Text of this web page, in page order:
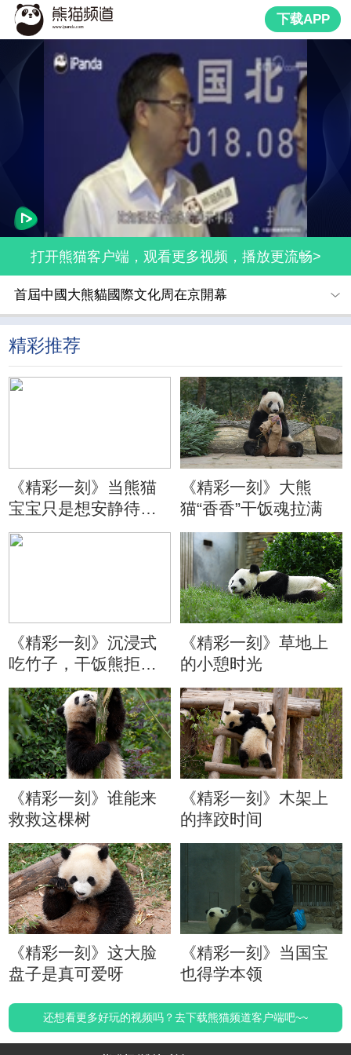
下载APP
打开熊猫客户端，观看更多视频，播放更流畅>
首屆中國大熊貓國際文化周在京開幕
精彩推荐
《精彩一刻》当熊猫
宝宝只是想安静待会
儿
《精彩一刻》大熊
猫“香香”干饭魂拉满
《精彩一刻》沉浸式
吃竹子，干饭熊拒绝
分心
《精彩一刻》草地上
的小憩时光
《精彩一刻》谁能来
救救这棵树
《精彩一刻》木架上
的摔跤时间
《精彩一刻》这大脸
盘子是真可爱呀
《精彩一刻》当国宝
也得学本领
还想看更多好玩的视频吗？去下载熊猫频道客户端吧~~